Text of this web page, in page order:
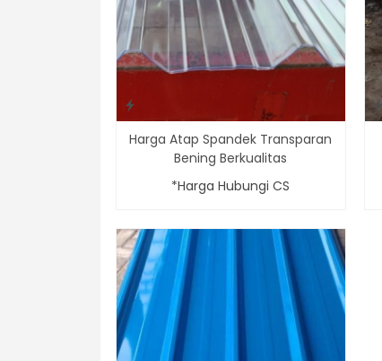
Harga Atap Spandek Transparan
Bening Berkualitas
*Harga Hubungi CS